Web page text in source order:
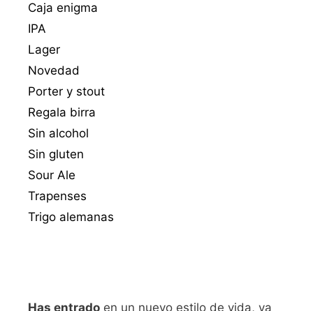
Caja enigma
IPA
Lager
Novedad
Porter y stout
Regala birra
Sin alcohol
Sin gluten
Sour Ale
Trapenses
Trigo alemanas
Has entrado en un nuevo estilo de vida, ya